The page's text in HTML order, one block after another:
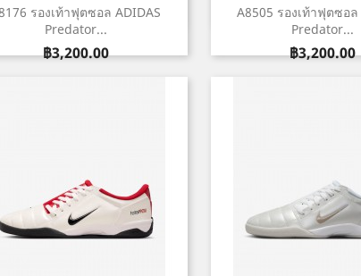
รองเท้าฟุตซอล ADIDAS
Predator...
ราคา
฿3,200.00
เปิดหน้าต่างย่อ
A8505 รองเท้าฟุตซอล
Predator...
ราคา
฿3,200.00
เปิดหน้าต่า